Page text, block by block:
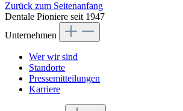
Zurück zum Seitenanfang
Dentale Pioniere seit 1947
Unternehmen
Wer wir sind
Standorte
Pressemitteilungen
Karriere